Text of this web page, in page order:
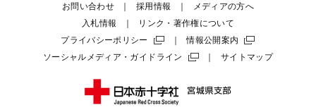
お問い合わせ 採用情報
メディアの方へ
入札情報
リンク・著作権について
プライバシーポリシー
情報公開案内
ソーシャルメディア・ガイドライン
サイトマップ